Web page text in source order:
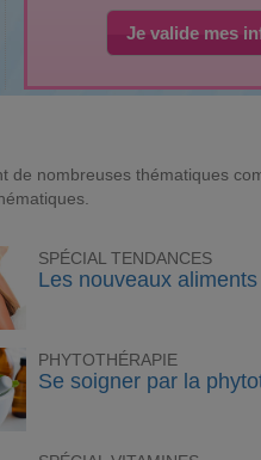
Je valide mes
nombreuses thématiques
SPÉCIAL TENDANCES
Les nouveaux
PHYTOTHÉRAPIE
Se soigner par la